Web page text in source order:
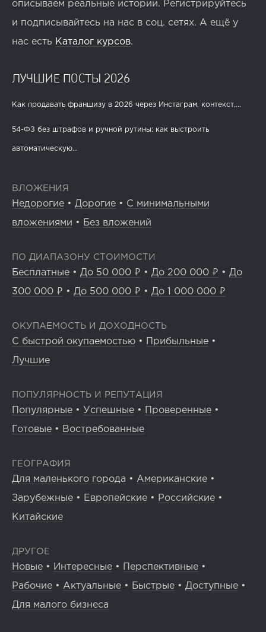
описываем реальные истории. Регистрируйтесь
и подписывайтесь на нас в соц. сетях. А ещё у
нас есть Каталог курсов.
ЛУЧШИЕ ПОСТЫ 2026
Как продавать франшизу в 2026 через Инстаграм, контекст,...
54-ФЗ без штрафов и ручной рутины: как выстроить
автоматическую...
ВЛОЖЕНИЯ
Недорогие • Дорогие • С минимальными
вложениями • Без вложений
ПО ДИАПАЗОНУ СТОИМОСТИ
Бесплатные • До 50 000 ₽ • До 200 000 ₽ • До
300 000 ₽ • До 500 000 ₽ • До 1 000 000 ₽
ОКУПАЕМОСТЬ И ДОХОДНОСТЬ
С быстрой окупаемостью • Прибыльные •
Лучшие
ПОПУЛЯРНОСТЬ И РЕПУТАЦИЯ
Популярные • Успешные • Проверенные •
Готовые • Востребованные
ГЕОГРАФИЯ
Для маленького города • Американские •
Зарубежные • Европейские • Российские •
Китайские
ДРУГОЕ
Новые • Интересные • Перспективные •
Рабочие • Актуальные • Быстрые • Доступные •
Для малого бизнеса